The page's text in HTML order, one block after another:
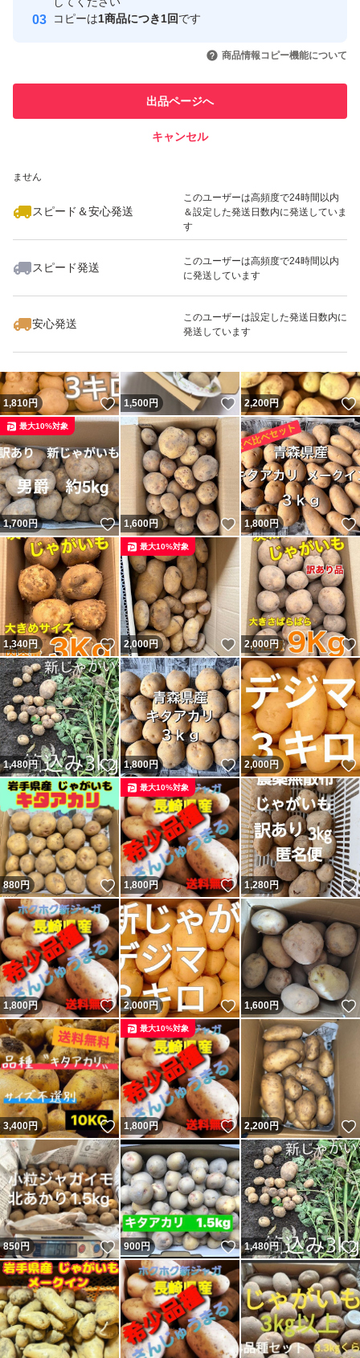
です(^^)
＊速やかに送らせていただきます。
＊おまけに収穫時に取れた小さいチビじゃが、にんにく入
れさせていただきます^ ^
引を完了させた実績があります
での取引実績があります
ません
スピード＆安心発送
このユーザーは高頻度で24時間以内
＆設定した発送日数内に発送していま
す
スピード発送
このユーザーは高頻度で24時間以内
に発送しています
安心発送
このユーザーは設定した発送日数内に
発送しています
コピーは1商品につき1回です
商品情報コピー機能について
出品ページへ
キャンセル
いいね！
2,410
1,810円 いいね！
1,500円 いいね！
2,200円
1,700円 いいね！
最大10%対象
1,600円 いいね！
1,800円
1,340円 いいね！
2,000円 いいね！
最大10%対象
2,000円
1,480円 いいね！
1,800円 いいね！
2,000円
880円 いいね！
1,800 円 いいね！
最大10%対象
1,280円
1,800 円 いいね！
2,000円 いいね！
1,600円
3,400円 いいね！
1,800 円 いいね！
最大10%対象
2,200円
850円 いいね！
900円 いいね！
1,480円